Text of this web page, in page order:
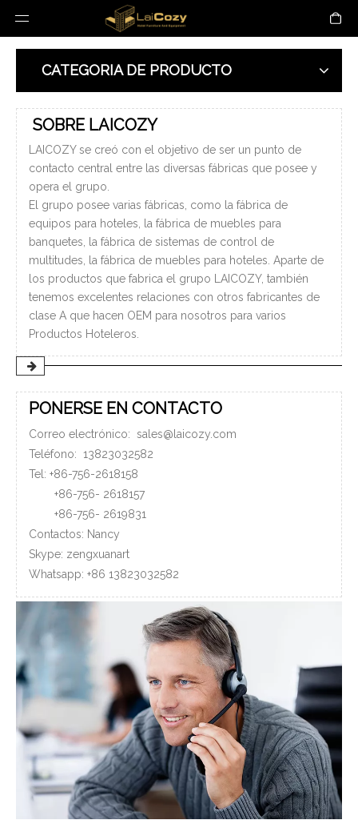
CATEGORIA DE PRODUCTO
SOBRE LAICOZY
LAICOZY se creó con el objetivo de ser un punto de
contacto central entre las diversas fábricas que posee y
opera el grupo.
El grupo posee varias fábricas, como la fábrica de
equipos para hoteles, la fábrica de muebles para
banquetes, la fábrica de sistemas de control de
multitudes, la fábrica de muebles para hoteles. Aparte de
los productos que fabrica el grupo LAICOZY, también
tenemos excelentes relaciones con otros fabricantes de
clase A que hacen OEM para nosotros para varios
Productos Hoteleros.
PONERSE EN CONTACTO
Correo electrónico: sales@laicozy.com
Teléfono: 13823032582
Tel: +86-756-2618158
+86-756- 2618157
+86-756- 2619831
Contactos: Nancy
Skype: zengxuanart
Whatsapp: +86 13823032582